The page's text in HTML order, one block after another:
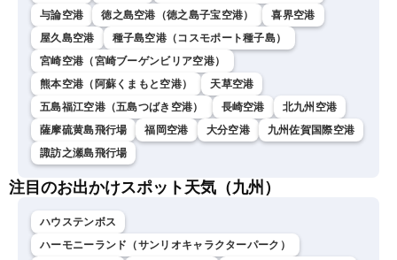
与論空港
徳之島空港（徳之島子宝空港）
喜界空港
屋久島空港
種子島空港（コスモポート種子島）
宮崎空港（宮崎ブーゲンビリア空港）
熊本空港（阿蘇くまもと空港）
天草空港
五島福江空港（五島つばき空港）
長崎空港
北九州空港
薩摩硫黄島飛行場
福岡空港 大分空港
九州佐賀国際空港
諏訪之瀬島飛行場
注目のお出かけスポット天気（九州）
ハウステンボス
ハーモニーランド（サンリオキャラクターパーク）